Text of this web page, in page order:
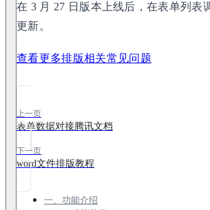
在 3 月 27 日版本上线后，在表单列
更新。
查看更多排版相关常见问题
上一页
表单数据对接腾讯文档
下一页
word文件排版教程
一、功能介绍